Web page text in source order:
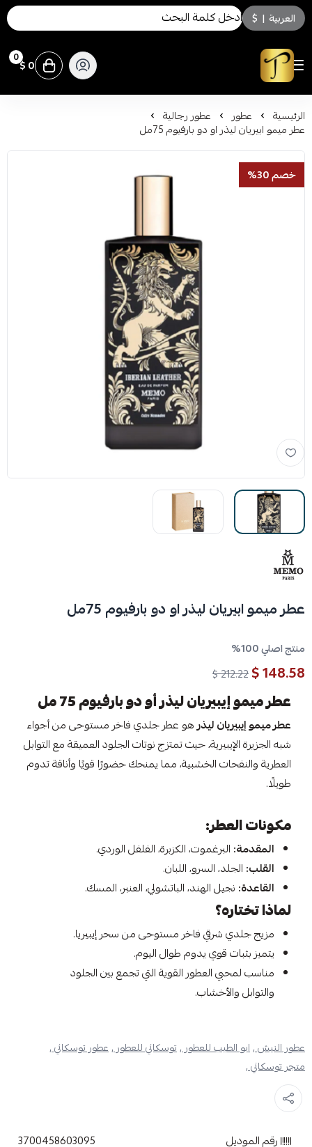
العربية |
$
توسكاني للعطور
0 0 $
الرئيسية عطور عطور رجالية
عطر ميمو ابيريان ليذر او دو بارفيوم 75مل
خصم 30%
عطر ميمو ابيريان ليذر او دو بارفيوم 75مل
منتج اصلي 100%
148.58 $
212.22 $
عطر ميمو إيبيريان ليذر أو دو بارفيوم 75 مل
عطر ميمو إيبيريان ليذرهو عطر جلدي فاخر مستوحى من أجواء
شبه الجزيرة الإيبيرية، حيث تمتزج نوتات الجلود العميقة مع التوابل
العطرية والنفحات الخشبية، مما يمنحك حضورًا قويًا وأناقة تدوم
طويلًا.
مكونات العطر:
المقدمة: البرغموت، الكزبرة، الفلفل الوردي.
القلب: الجلد، السرو، اللبان.
القاعدة: نجيل الهند، الباتشولي، العنبر، المسك.
لماذا تختاره؟
مزيج جلدي شرقي فاخر مستوحى من سحر إيبيريا.
يتميز بثبات قوي يدوم طوال اليوم.
مناسب لمحبي العطور القوية التي تجمع بين الجلود
والتوابل والأخشاب.
عطور النيش ,ابو الطيب للعطور ,توسكاني للعطور ,عطور توسكاني ,
متجر توسكاني ,
رقم الموديل 3700458603095